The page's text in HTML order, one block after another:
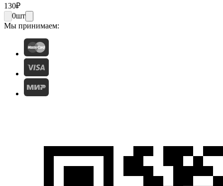
130₽
0шт
Мы принимаем: